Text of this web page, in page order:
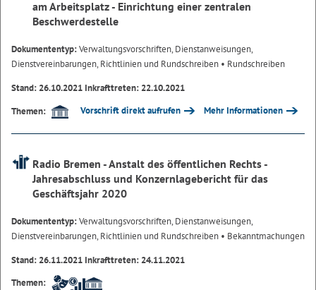
am Arbeitsplatz - Einrichtung einer zentralen
Beschwerdestelle
Dokumententyp:Verwaltungsvorschriften, Dienstanweisungen,
Dienstvereinbarungen, Richtlinien und Rundschreiben • Rundschreiben
Stand: 26.10.2021 Inkrafttreten: 22.10.2021
Themen:
Vorschrift direkt aufrufen Mehr Informationen
Radio Bremen - Anstalt des öffentlichen Rechts -
Jahresabschluss und Konzernlagebericht für das
Geschäftsjahr 2020
Dokumententyp:Verwaltungsvorschriften, Dienstanweisungen,
Dienstvereinbarungen, Richtlinien und Rundschreiben • Bekanntmachungen
Stand: 26.11.2021 Inkrafttreten: 24.11.2021
Themen: